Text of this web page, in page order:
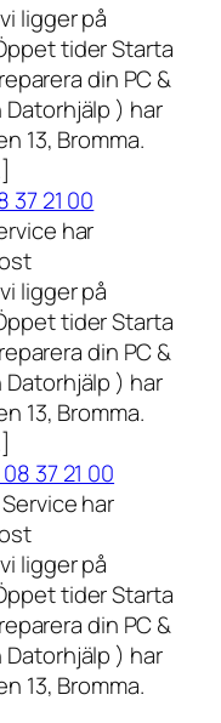
ligger på
tider Starta
din PC &
Datorhjälp ) har
13, Bromma.
37 21 00
har
ligger på
tider Starta
din PC &
Datorhjälp ) har
13, Bromma.
37 21 00
har
ligger på
tider Starta
din PC &
Datorhjälp ) har
13, Bromma.